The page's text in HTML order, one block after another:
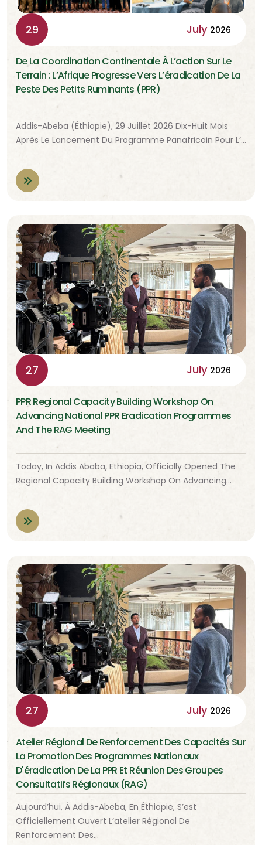
29 July 2026
De La Coordination Continentale À L’action Sur Le
Terrain : L’Afrique Progresse Vers L’éradication De La
Peste Des Petits Ruminants (PPR)
Addis-Abeba (Éthiopie), 29 Juillet 2026 Dix-Huit Mois
Après Le Lancement Du Programme Panafricain Pour L’…
27 July 2026
PPR Regional Capacity Building Workshop On
Advancing National PPR Eradication Programmes
And The RAG Meeting
Today, In Addis Ababa, Ethiopia, Officially Opened The
Regional Capacity Building Workshop On Advancing…
27 July 2026
Atelier Régional De Renforcement Des Capacités Sur
La Promotion Des Programmes Nationaux
D'éradication De La PPR Et Réunion Des Groupes
Consultatifs Régionaux (RAG)
Aujourd’hui, À Addis-Abeba, En Éthiopie, S’est
Officiellement Ouvert L’atelier Régional De
Renforcement Des…